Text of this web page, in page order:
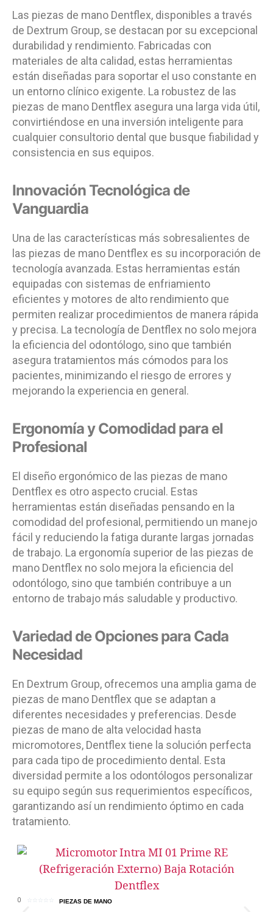
Las piezas de mano Dentflex, disponibles a través
de Dextrum Group, se destacan por su excepcional
durabilidad y rendimiento. Fabricadas con
materiales de alta calidad, estas herramientas
están diseñadas para soportar el uso constante en
un entorno clínico exigente. La robustez de las
piezas de mano Dentflex asegura una larga vida útil,
convirtiéndose en una inversión inteligente para
cualquier consultorio dental que busque fiabilidad y
consistencia en sus equipos.
Innovación Tecnológica de
Vanguardia
Una de las características más sobresalientes de
las piezas de mano Dentflex es su incorporación de
tecnología avanzada. Estas herramientas están
equipadas con sistemas de enfriamiento
eficientes y motores de alto rendimiento que
permiten realizar procedimientos de manera rápida
y precisa. La tecnología de Dentflex no solo mejora
la eficiencia del odontólogo, sino que también
asegura tratamientos más cómodos para los
pacientes, minimizando el riesgo de errores y
mejorando la experiencia en general.
Ergonomía y Comodidad para el
Profesional
El diseño ergonómico de las piezas de mano
Dentflex es otro aspecto crucial. Estas
herramientas están diseñadas pensando en la
comodidad del profesional, permitiendo un manejo
fácil y reduciendo la fatiga durante largas jornadas
de trabajo. La ergonomía superior de las piezas de
mano Dentflex no solo mejora la eficiencia del
odontólogo, sino que también contribuye a un
entorno de trabajo más saludable y productivo.
Variedad de Opciones para Cada
Necesidad
En Dextrum Group, ofrecemos una amplia gama de
piezas de mano Dentflex que se adaptan a
diferentes necesidades y preferencias. Desde
piezas de mano de alta velocidad hasta
micromotores, Dentflex tiene la solución perfecta
para cada tipo de procedimiento dental. Esta
diversidad permite a los odontólogos personalizar
su equipo según sus requerimientos específicos,
garantizando así un rendimiento óptimo en cada
tratamiento.
0 PIEZAS DE MANO